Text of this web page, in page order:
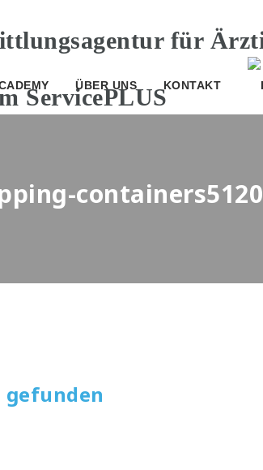
ÜBER UNS KONTAKT
containers5120
gefunden